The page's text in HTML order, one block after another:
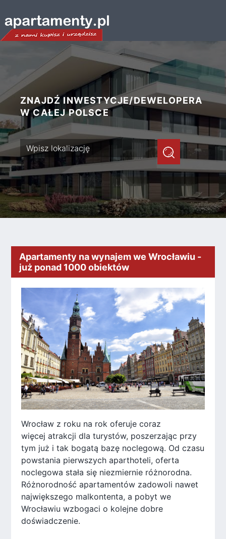
ZNAJDŹ INWESTYCJE/DEWELOPERA
W CAŁEJ POLSCE
Apartamenty na wynajem we Wrocławiu -
już ponad 1000 obiektów
Wrocław z roku na rok oferuje coraz
więcej atrakcji dla turystów, poszerzając przy
tym już i tak bogatą bazę noclegową. Od czasu
powstania pierwszych aparthoteli, oferta
noclegowa stała się niezmiernie różnorodna.
Różnorodność apartamentów zadowoli nawet
największego malkontenta, a pobyt we
Wrocławiu wzbogaci o kolejne dobre
doświadczenie.